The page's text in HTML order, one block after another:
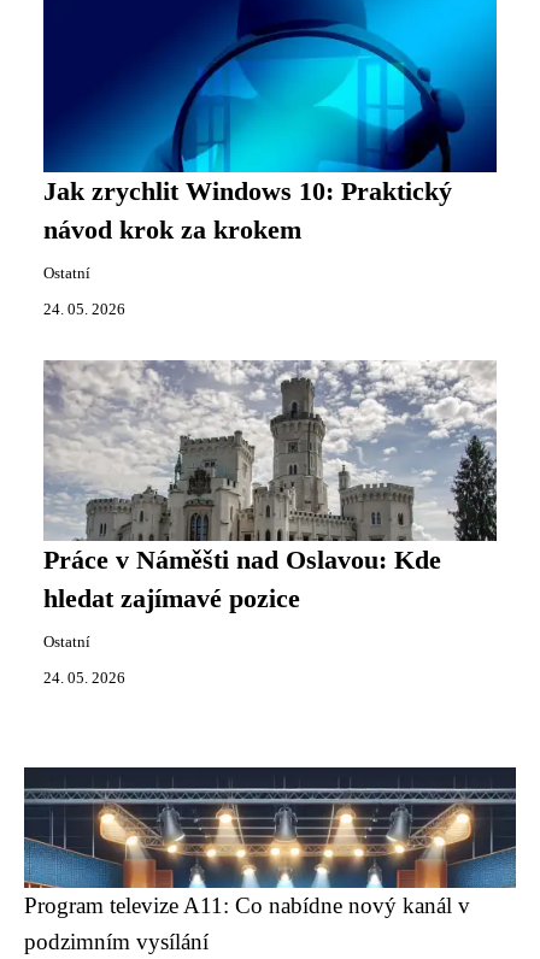
Jak zrychlit Windows 10: Praktický
návod krok za krokem
Ostatní
24. 05. 2026
Práce v Náměšti nad Oslavou: Kde
hledat zajímavé pozice
Ostatní
24. 05. 2026
Program televize A11: Co nabídne nový kanál v
podzimním vysílání